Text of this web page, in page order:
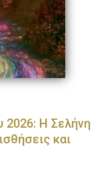
2026: Η Σελήνη
και